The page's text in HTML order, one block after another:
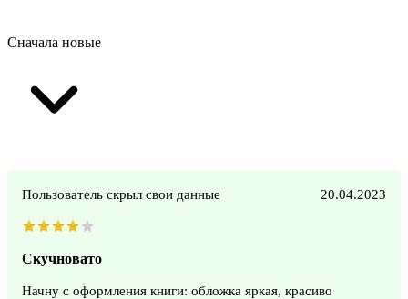
Сначала новые
Пользователь скрыл свои данные 20.04.2023
Скучновато
Начну с оформления книги: обложка яркая, красиво